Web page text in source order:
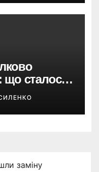
що сталося
заміну